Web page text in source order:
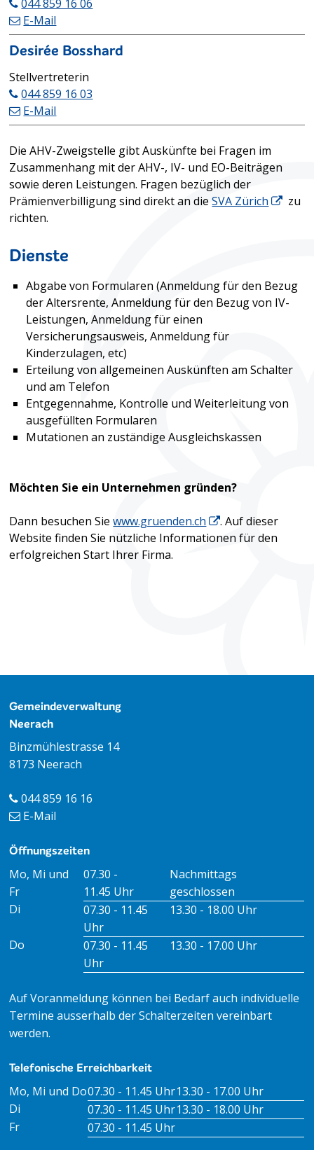
044 859 16 06
E-Mail
Desirée Bosshard
Funktion
Stellvertreterin
044 859 16 03
E-Mail
Beschreibung AHV-Zweigstelle
Die AHV-Zweigstelle gibt Auskünfte bei Fragen im
Zusammenhang mit der AHV-, IV- und EO-Beiträgen
sowie deren Leistungen. Fragen bezüglich der
Prämienverbilligung sind direkt an dieSVA Zürich
zu
richten.
Dienste
Abgabe von Formularen (Anmeldung für den Bezug
der Altersrente, Anmeldung für den Bezug von IV-
Leistungen, Anmeldung für einen
Versicherungsausweis, Anmeldung für
Kinderzulagen, etc)
Erteilung von allgemeinen Auskünften am Schalter
und am Telefon
Entgegennahme, Kontrolle und Weiterleitung von
ausgefüllten Formularen
Mutationen an zuständige Ausgleichskassen
Möchten Sie ein Unternehmen gründen?
Dann besuchen Siewww.gruenden.ch
. Auf dieser
Website finden Sie nützliche Informationen für den
erfolgreichen Start Ihrer Firma.
Footer
Gemeindeverwaltung
Neerach
Binzmühlestrasse 14
8173 Neerach
044 859 16 16
E-Mail
Öffnungszeiten
Öffnungszeiten Vormittag Öffnungszeiten
Mo, Mi und
Fr
07.30 -
11.45 Uhr
Nachmittags
geschlossen
Di
07.30 - 11.45
Uhr
13.30 - 18.00 Uhr
Do
07.30 - 11.45
Uhr
13.30 - 17.00 Uhr
Auf Voranmeldung können bei Bedarf auch individuelle
Termine ausserhalb der Schalterzeiten vereinbart
werden.
Telefonische Erreichbarkeit
Tag Öffnungszeiten VormittagÖffnungszeiten
Mo, Mi und Do07.30 - 11.45 Uhr13.30 - 17.00 Uhr
Di
07.30 - 11.45 Uhr13.30 - 18.00 Uhr
Fr
07.30 - 11.45 Uhr